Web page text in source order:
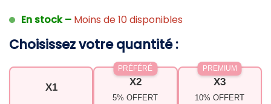
En stock – Moins de 10 disponibles
Choisissez votre quantité :
X1 X2
5% OFFERT
PRÉFÉRÉ
X3
10% OFFERT
PREMIUM